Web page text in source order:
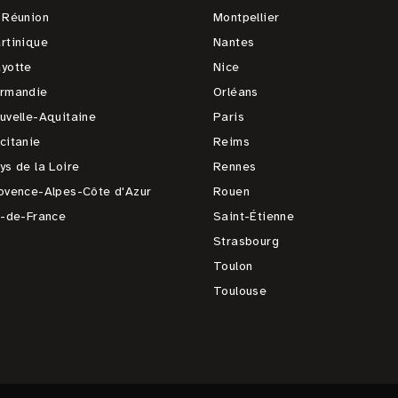
Aquitaine
de la Loire
Alpes-Côte d'Azur
de-France
Montpellier
Nantes
Nice
Orléans
Paris
Reims
Rennes
Rouen
Saint-Étienne
Strasbourg
Toulon
Toulouse